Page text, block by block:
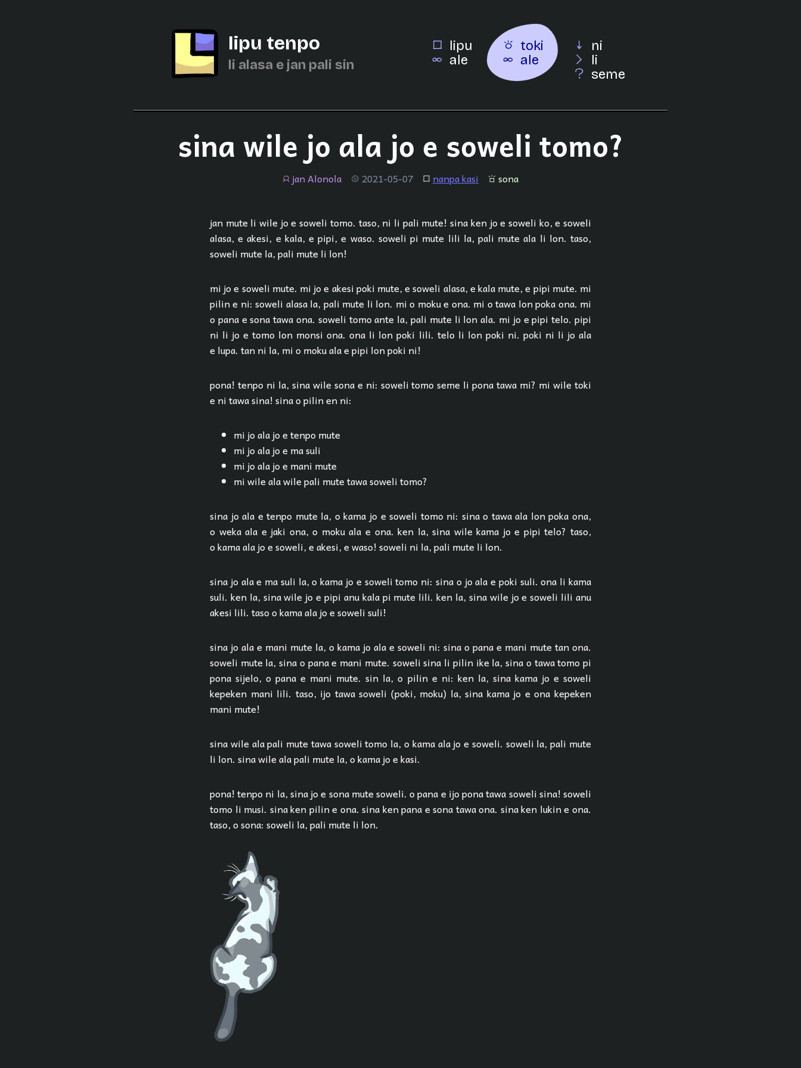
lipu tenpo
li alasa e jan pali sin
lipu
ale
toki
ale
ni
li
seme
sina wile jo ala jo e soweli tomo?
jan jan Alonola tenpo 2021-05-07 lipu nanpa kasi sona sona
jan mute li wile jo e soweli tomo. taso, ni li pali mute! sina ken jo e soweli ko, e soweli
alasa, e akesi, e kala, e pipi, e waso. soweli pi mute lili la, pali mute ala li lon. taso,
soweli mute la, pali mute li lon!
mi jo e soweli mute. mi jo e akesi poki mute, e soweli alasa, e kala mute, e pipi mute. mi
pilin e ni: soweli alasa la, pali mute li lon. mi o moku e ona. mi o tawa lon poka ona. mi
o pana e sona tawa ona. soweli tomo ante la, pali mute li lon ala. mi jo e pipi telo. pipi
ni li jo e tomo lon monsi ona. ona li lon poki lili. telo li lon poki ni. poki ni li jo ala
e lupa. tan ni la, mi o moku ala e pipi lon poki ni!
pona! tenpo ni la, sina wile sona e ni: soweli tomo seme li pona tawa mi? mi wile toki
e ni tawa sina! sina o pilin en ni:
mi jo ala jo e tenpo mute
mi jo ala jo e ma suli
mi jo ala jo e mani mute
mi wile ala wile pali mute tawa soweli tomo?
sina jo ala e tenpo mute la, o kama jo e soweli tomo ni: sina o tawa ala lon poka ona,
o weka ala e jaki ona, o moku ala e ona. ken la, sina wile kama jo e pipi telo? taso,
o kama ala jo e soweli, e akesi, e waso! soweli ni la, pali mute li lon.
sina jo ala e ma suli la, o kama jo e soweli tomo ni: sina o jo ala e poki suli. ona li kama
suli. ken la, sina wile jo e pipi anu kala pi mute lili. ken la, sina wile jo e soweli lili anu
akesi lili. taso o kama ala jo e soweli suli!
sina jo ala e mani mute la, o kama jo ala e soweli ni: sina o pana e mani mute tan ona.
soweli mute la, sina o pana e mani mute. soweli sina li pilin ike la, sina o tawa tomo pi
pona sijelo, o pana e mani mute. sin la, o pilin e ni: ken la, sina kama jo e soweli
kepeken mani lili. taso, ijo tawa soweli (poki, moku) la, sina kama jo e ona kepeken
mani mute!
sina wile ala pali mute tawa soweli tomo la, o kama ala jo e soweli. soweli la, pali mute
li lon. sina wile ala pali mute la, o kama jo e kasi.
pona! tenpo ni la, sina jo e sona mute soweli. o pana e ijo pona tawa soweli sina! soweli
tomo li musi. sina ken pilin e ona. sina ken pana e sona tawa ona. sina ken lukin e ona.
taso, o sona: soweli la, pali mute li lon.